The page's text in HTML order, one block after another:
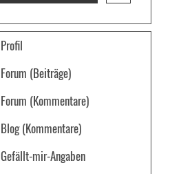
Profil
Forum (Beiträge)
Forum (Kommentare)
Blog (Kommentare)
Gefällt-mir-Angaben